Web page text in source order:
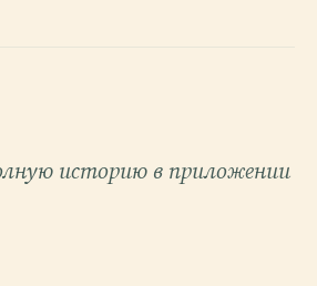
историю в приложении